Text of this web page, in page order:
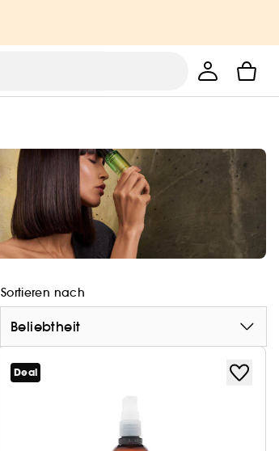
Sortieren nach
Beliebtheit
Deal